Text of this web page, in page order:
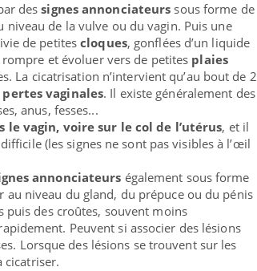
dessignes annonciateurs sous forme de
de la vulve ou du vagin. Puis une
de petitescloques, gonflées d’un liquide
et évoluer vers de petites plaies
La cicatrisation n’intervient qu’au bout de 2
pertes vaginales. Il existe généralement des
anus, fesses...
le vagin, voire sur le col de l’utérus, et il
(les signes ne sont pas visibles à l’œil
annonciateurs également sous forme
niveau du gland, du prépuce ou du pénis
puis des croûtes, souvent moins
Peuvent si associer des lésions
Lorsque des lésions se trouvent sur les
cicatriser.